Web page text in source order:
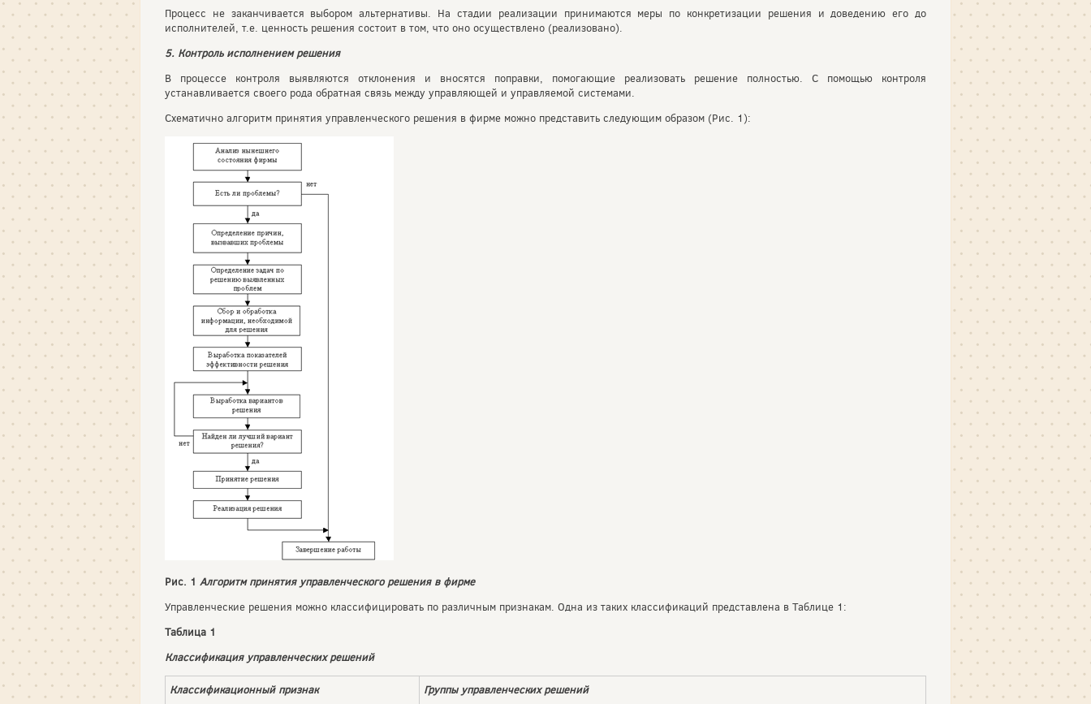
Процесс не заканчивается выбором альтернативы. На стадии реализации принимаются меры по конкретизации решения и доведению его до
исполнителей, т.е. ценность решения состоит в том, что оно осуществлено (реализовано).
5. Контроль исполнением решения
В процессе контроля выявляются отклонения и вносятся поправки, помогающие реализовать решение полностью. С помощью контроля
устанавливается своего рода обратная связь между управляющей и управляемой системами.
Схематично алгоритм принятия управленческого решения в фирме можно представить следующим образом (Рис. 1):
Рис. 1 Алгоритм принятия управленческого решения в фирме
Управленческие решения можно классифицировать по различным признакам. Одна из таких классификаций представлена в Таблице 1:
Таблица 1
Классификация управленческих решений
Классификационный признак Группы управленческих решений